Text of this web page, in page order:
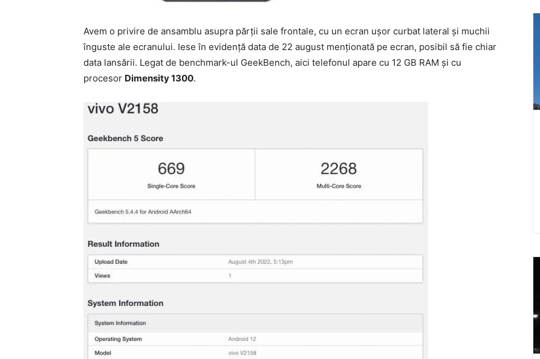
Avem o privire de ansamblu asupra părții sale frontale, cu un ecran ușor curbat lateral și muchii
înguste ale ecranului. Iese în evidență data de 22 august menționată pe ecran, posibil să fie chiar
data lansării. Legat de benchmark-ul GeekBench, aici telefonul apare cu 12 GB RAM și cu
procesor Dimensity 1300.